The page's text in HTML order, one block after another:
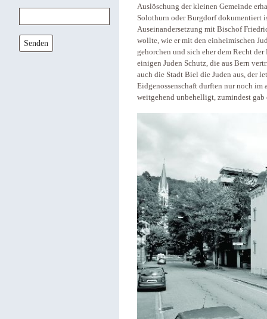
Senden
Auslöschung der kleinen Gemeinde
Solothurn oder Burgdorf dokumentiert
Auseinandersetzung mit Bischof
wollte, wie er mit den einheimischen
gehorchen und sich eher dem Recht
einigen Juden Schutz, die aus Bern
auch die Stadt Biel die Juden aus, der
Eidgenossenschaft durften nur noch im
weitgehend unbehelligt, zumindest gab